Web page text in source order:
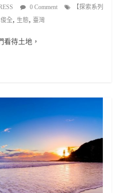
0 Comment
【探索系列
全, 生態, 臺灣
看待土地，